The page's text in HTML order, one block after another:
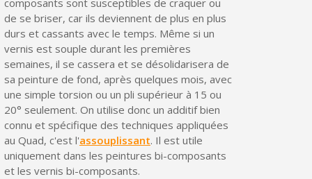
composants sont susceptibles de craquer ou
de se briser, car ils deviennent de plus en plus
durs et cassants avec le temps. Même si un
vernis est souple durant les premières
semaines, il se cassera et se désolidarisera de
sa peinture de fond, après quelques mois, avec
une simple torsion ou un pli supérieur à 15 ou
20° seulement. On utilise donc un additif bien
connu et spécifique des techniques appliquées
au Quad, c'est l'assouplissant. Il est utile
uniquement dans les peintures bi-composants
et les vernis bi-composants.